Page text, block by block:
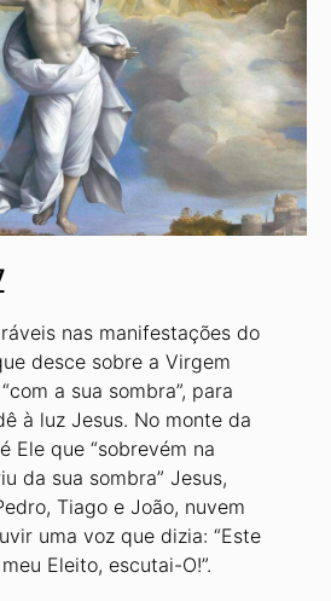
nas manifestações do
desce sobre a Virgem
a sua sombra”, para
à luz Jesus. No monte da
Ele que “sobrevém na
da sua sombra” Jesus,
Tiago e João, nuvem
uma voz que dizia: “Este
Eleito, escutai-O!”.